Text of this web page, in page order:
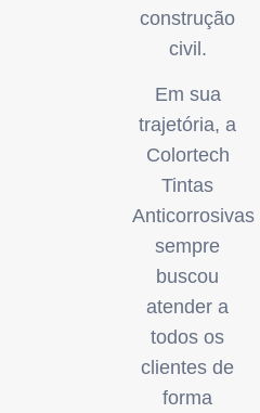
construção
civil.
Em sua
trajetória, a
Colortech
Tintas
Anticorrosivas
sempre
buscou
atender a
todos os
clientes de
forma